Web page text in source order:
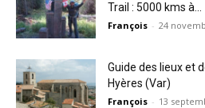
Trail : 5000 kms à...
François - 24
Guide des lieux et
Hyères (Var)
François - 13